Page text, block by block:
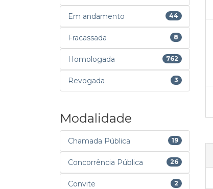
Em andamento 44
Fracassada 8
Homologada 762
Revogada 3
Modalidade
Chamada Pública 19
Concorrência Pública 26
Convite 2